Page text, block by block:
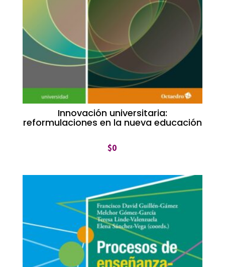
Innovación universitaria:
reformulaciones en la nueva educación
$0